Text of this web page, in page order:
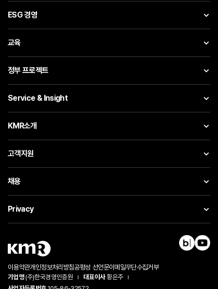
ESG 경영
교육
정부 프로젝트
Service & Insight
KMR소개
고객지원
채용
Privacy
이용약관개인정보처리방침공평성 선언문이메일무단수집거부
기업명(주)한국경영인증원 대표이사황은주